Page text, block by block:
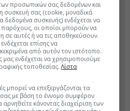
προσωπικών σας δεδομένων και
συσκευή σας (cookie, μοναδικά
δεδομένα συσκευής) ενδέχεται να
παρόχους, οι οποίοι μπορούν να
αυτές ή να τις αποθηκεύσουν.
επίσης να
από αυτόν τον ιστότοπο.
μας ενδέχεται να χρησιμοποιούμε
τοποθεσίας.Λίστα
μπορεί να επεξεργάζονται τα
με βάση το έννομο συμφέρον
κάνοντας διαχείριση των